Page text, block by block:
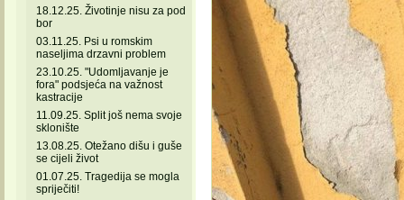
18.12.25. Životinje nisu za pod
bor
03.11.25. Psi u romskim
naseljima drzavni problem
23.10.25. "Udomljavanje je
fora" podsjeća na važnost
kastracije
11.09.25. Split još nema svoje
sklonište
13.08.25. Otežano dišu i guše
se cijeli život
01.07.25. Tragedija se mogla
spriječiti!